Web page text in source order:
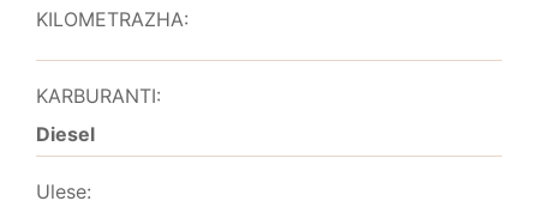
KILOMETRAZHA:
KARBURANTI:
Diesel
Ulese: